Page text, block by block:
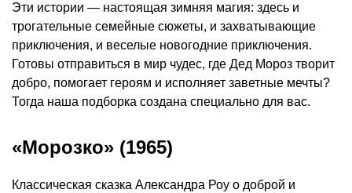
Эти истории — настоящая зимняя магия: здесь и
трогательные семейные сюжеты, и захватывающие
приключения, и веселые новогодние приключения.
Готовы отправиться в мир чудес, где Дед Мороз творит
добро, помогает героям и исполняет заветные мечты?
Тогда наша подборка создана специально для вас.
«Морозко» (1965)
Классическая сказка Александра Роу о доброй и